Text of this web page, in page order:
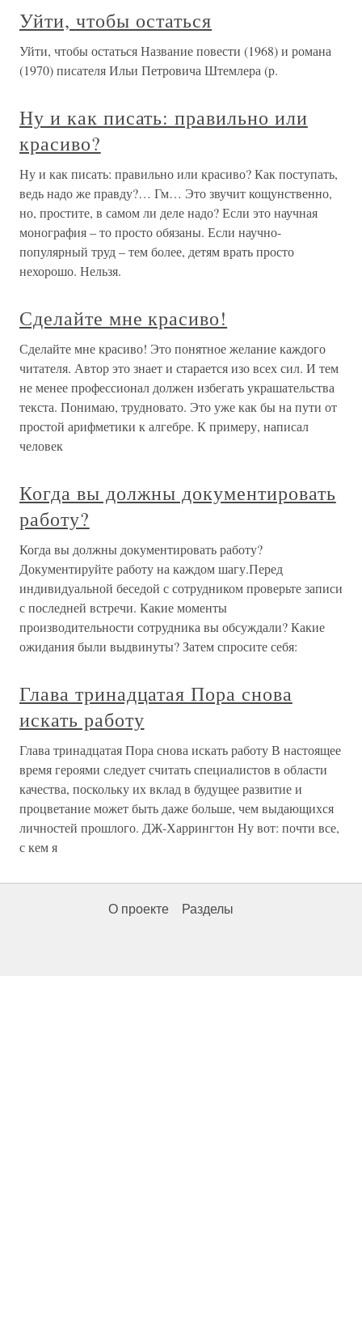
Уйти, чтобы остаться
Уйти, чтобы остаться Название повести (1968) и романа
(1970) писателя Ильи Петровича Штемлера (р.
Ну и как писать: правильно или
красиво?
Ну и как писать: правильно или красиво? Как поступать,
ведь надо же правду?… Гм… Это звучит кощунственно,
но, простите, в самом ли деле надо? Если это научная
монография – то просто обязаны. Если научно-
популярный труд – тем более, детям врать просто
нехорошо. Нельзя.
Сделайте мне красиво!
Сделайте мне красиво! Это понятное желание каждого
читателя. Автор это знает и старается изо всех сил. И тем
не менее профессионал должен избегать украшательства
текста. Понимаю, трудновато. Это уже как бы на пути от
простой арифметики к алгебре. К примеру, написал
человек
Когда вы должны документировать
работу?
Когда вы должны документировать работу?
Документируйте работу на каждом шагу.Перед
индивидуальной беседой с сотрудником проверьте записи
с последней встречи. Какие моменты
производительности сотрудника вы обсуждали? Какие
ожидания были выдвинуты? Затем спросите себя:
Глава тринадцатая Пора снова
искать работу
Глава тринадцатая Пора снова искать работу В настоящее
время героями следует считать специалистов в области
качества, поскольку их вклад в будущее развитие и
процветание может быть даже больше, чем выдающихся
личностей прошлого. ДЖ-Харрингтон Ну вот: почти все,
с кем я
О проекте Разделы